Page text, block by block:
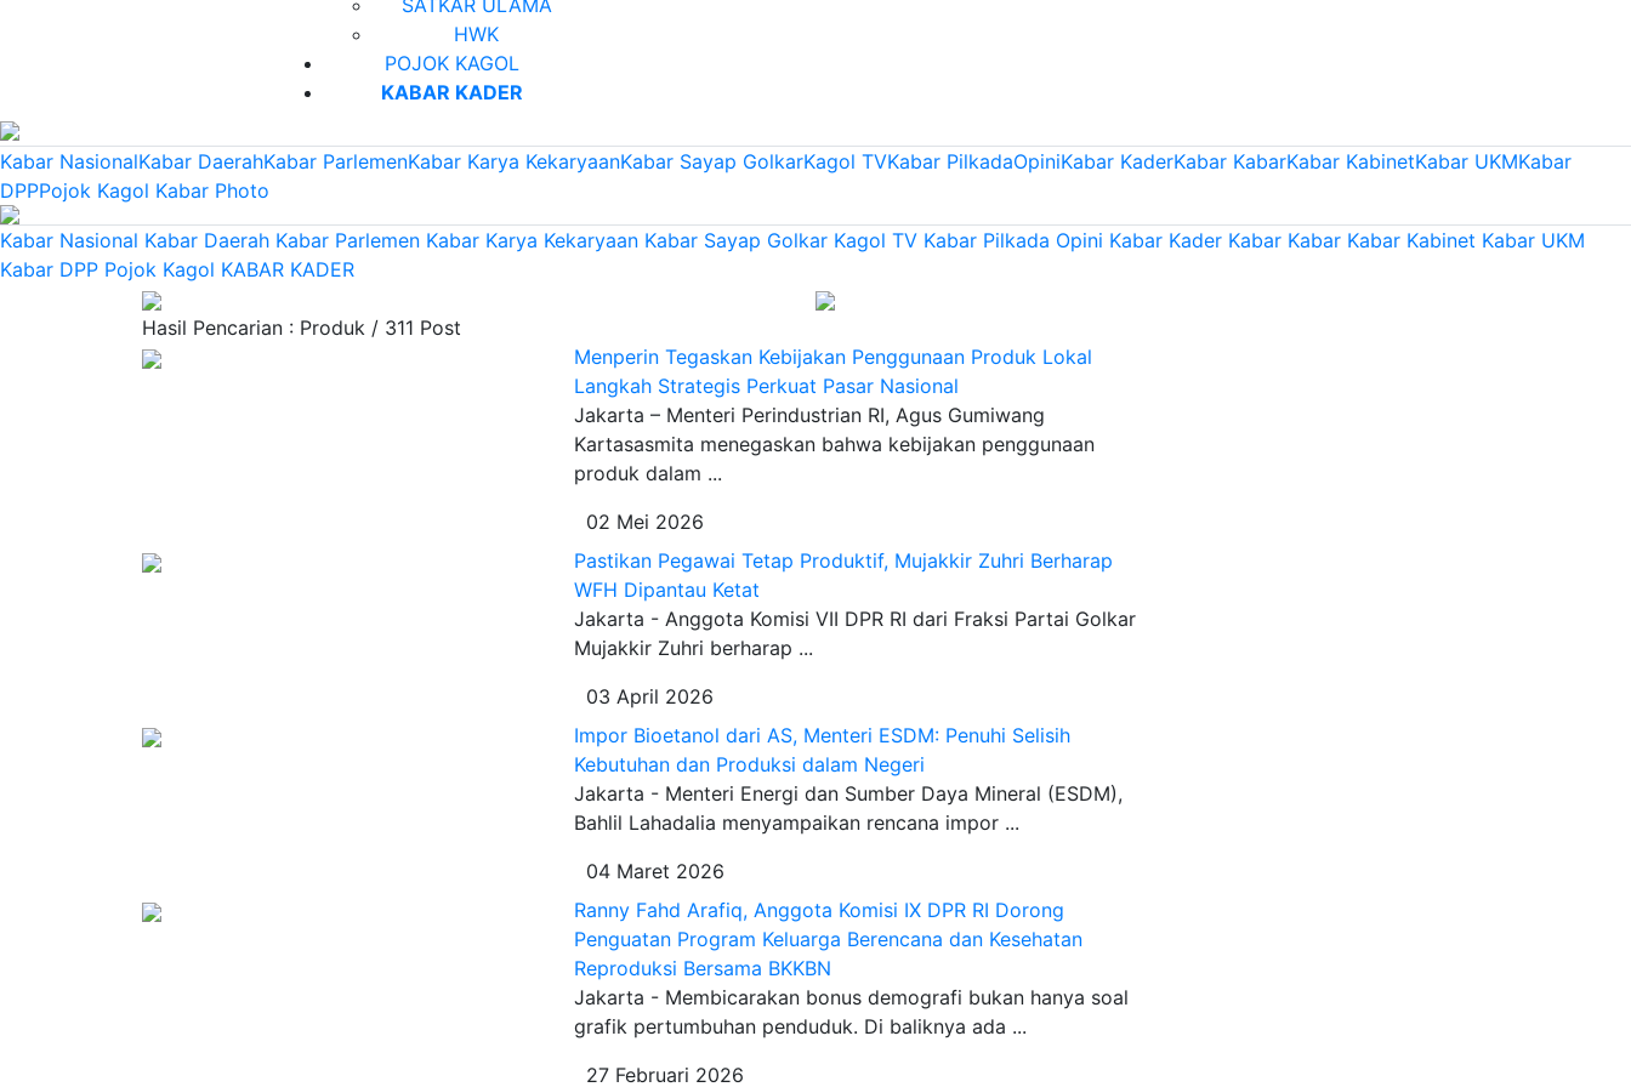
SATKAR ULAMA
HWK
POJOK KAGOL
KABAR KADER
Kabar NasionalKabar DaerahKabar ParlemenKabar Karya KekaryaanKabar Sayap GolkarKagol TVKabar PilkadaOpiniKabar KaderKabar KabarKabar KabinetKabar UKMKabar
DPPPojok Kagol Kabar Photo
Kabar Nasional Kabar Daerah Kabar Parlemen Kabar Karya Kekaryaan Kabar Sayap Golkar Kagol TV Kabar Pilkada Opini Kabar Kader Kabar Kabar Kabar Kabinet Kabar UKM
Kabar DPP Pojok Kagol KABAR KADER
Hasil Pencarian : Produk / 311 Post
Menperin Tegaskan Kebijakan Penggunaan Produk Lokal
Langkah Strategis Perkuat Pasar Nasional
Jakarta – Menteri Perindustrian RI, Agus Gumiwang
Kartasasmita menegaskan bahwa kebijakan penggunaan
produk dalam ...
02 Mei 2026
Pastikan Pegawai Tetap Produktif, Mujakkir Zuhri Berharap
WFH Dipantau Ketat
Jakarta - Anggota Komisi VII DPR RI dari Fraksi Partai Golkar
Mujakkir Zuhri berharap ...
03 April 2026
Impor Bioetanol dari AS, Menteri ESDM: Penuhi Selisih
Kebutuhan dan Produksi dalam Negeri
Jakarta - Menteri Energi dan Sumber Daya Mineral (ESDM),
Bahlil Lahadalia menyampaikan rencana impor ...
04 Maret 2026
Ranny Fahd Arafiq, Anggota Komisi IX DPR RI Dorong
Penguatan Program Keluarga Berencana dan Kesehatan
Reproduksi Bersama BKKBN
Jakarta - Membicarakan bonus demografi bukan hanya soal
grafik pertumbuhan penduduk. Di baliknya ada ...
27 Februari 2026